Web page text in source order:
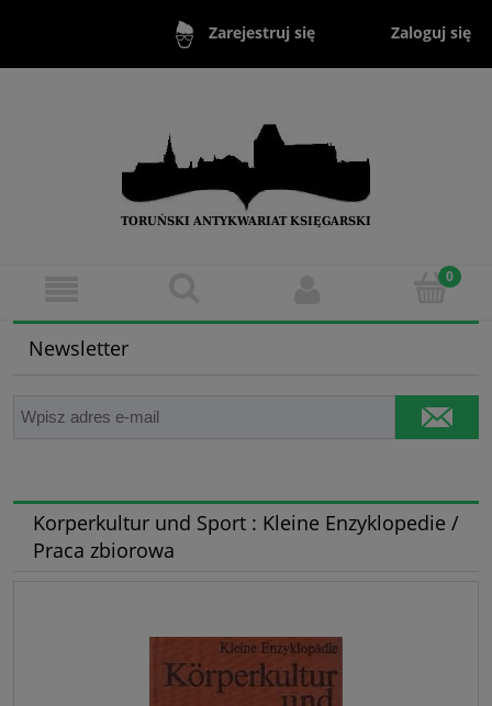
Zarejestruj się Zaloguj się
Newsletter
Korperkultur und Sport : Kleine Enzyklopedie /
Praca zbiorowa